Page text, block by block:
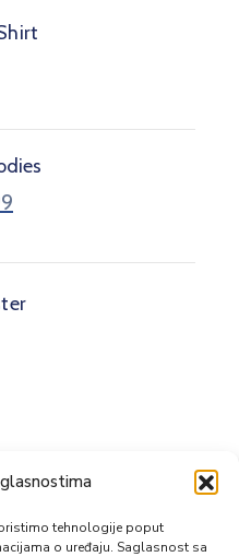
tehnologije poput
o uređaju. Saglasnost sa